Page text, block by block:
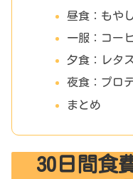
昼食：もや
一服：コー
夕食：レタ
夜食：プロ
まとめ
30日間食